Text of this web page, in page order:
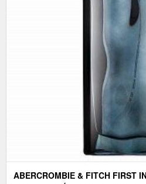
ABERCROMBIE & FITCH FIRST